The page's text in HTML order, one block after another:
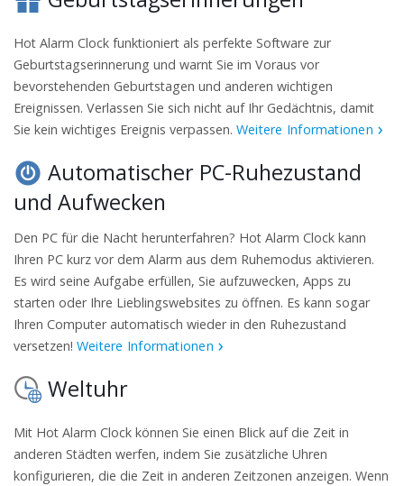
Hot Alarm Clock funktioniert als perfekte Software zur
Geburtstagserinnerung und warnt Sie im Voraus vor
bevorstehenden Geburtstagen und anderen wichtigen
Ereignissen. Verlassen Sie sich nicht auf Ihr Gedächtnis, damit
Sie kein wichtiges Ereignis verpassen. Weitere Informationen
Automatischer PC-Ruhezustand
und Aufwecken
Den PC für die Nacht herunterfahren? Hot Alarm Clock kann
Ihren PC kurz vor dem Alarm aus dem Ruhemodus aktivieren.
Es wird seine Aufgabe erfüllen, Sie aufzuwecken, Apps zu
starten oder Ihre Lieblingswebsites zu öffnen. Es kann sogar
Ihren Computer automatisch wieder in den Ruhezustand
versetzen! Weitere Informationen
Weltuhr
Mit Hot Alarm Clock können Sie einen Blick auf die Zeit in
anderen Städten werfen, indem Sie zusätzliche Uhren
konfigurieren, die die Zeit in anderen Zeitzonen anzeigen. Wenn